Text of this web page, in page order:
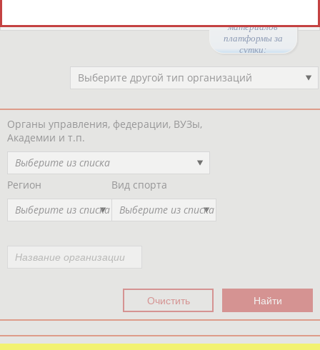
материалов
платформы за
сутки:
Выберите другой тип организаций
Органы управления, федерации, ВУЗы,
Академии и т.п.
Выберите из списка
Регион
Выберите из списка
Вид спорта
Выберите из списка